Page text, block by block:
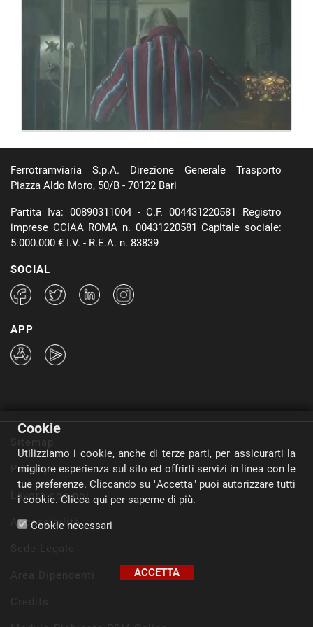
Ferrotramviaria S.p.A. Direzione Generale Trasporto
Piazza Aldo Moro, 50/B - 70122 Bari
Partita Iva: 00890311004 - C.F. 004431220581 Registro
imprese CCIAA ROMA n. 00431220581 Capitale sociale:
5.000.000 € I.V. - R.E.A. n. 83839
SOCIAL
APP
Privacy
Lavora con noi
Accessibilità
Cookie
Utilizziamo i cookie, anche di terze parti, per assicurarti la
migliore esperienza sul sito ed offrirti servizi in linea con le
tue preferenze. Cliccando su "Accetta" puoi autorizzare tutti
i cookie. Clicca qui per saperne di più.
Cookie necessari
ACCETTA